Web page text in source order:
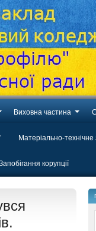
Виховна частина
Матеріально-
корупції